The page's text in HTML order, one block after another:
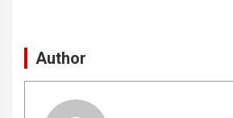
Author